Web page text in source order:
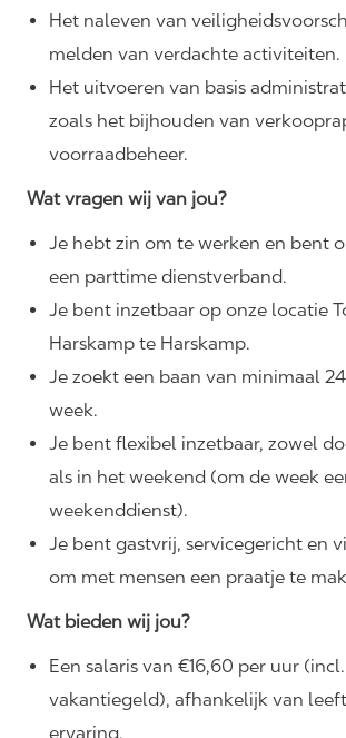
Het naleven van
melden van verdachte activiteiten.
Het uitvoeren van basis
zoals het bijhouden van
voorraadbeheer.
Wat vragen wij van jou?
Je hebt zin om te werken en bent
een parttime dienstverband.
Je bent inzetbaar op onze locatie
Harskamp te Harskamp.
Je zoekt een baan van minimaal
week.
Je bent flexibel inzetbaar, zowel
als in het weekend (om de week
weekenddienst).
Je bent gastvrij, servicegericht en
om met mensen een praatje te
Wat bieden wij jou?
Een salaris van €16,60 per uur (incl.
vakantiegeld), afhankelijk van
ervaring.